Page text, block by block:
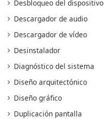
Desbloqueo del dispositivo
Descargador de audio
Descargador de vídeo
Desinstalador
Diagnóstico del sistema
Diseño arquitectónico
Diseño gráfico
Duplicación pantalla